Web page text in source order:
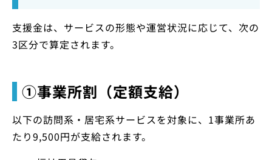
支援金は、サービスの形態や運営状況に応じて、次の
3区分で算定されます。
①事業所割（定額支給）
以下の訪問系・居宅系サービスを対象に、1事業所あ
たり9,500円が支給されます。